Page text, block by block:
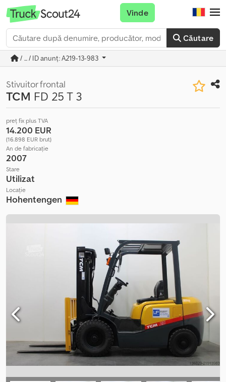
Căutare
Vinde
/ ... / ID anunț: A219-13-983
Stivuitor frontal
TCM FD 25 T 3
preț fix plus TVA
14.200 EUR
(16.898 EUR brut)
An de fabricație
2007
Stare
Utilizat
Locație
Hohentengen